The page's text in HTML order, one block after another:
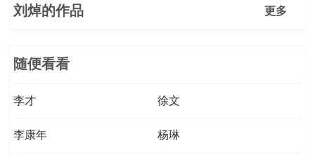
刘焯的作品 更多
随便看看
李才 徐文
李康年 杨琳